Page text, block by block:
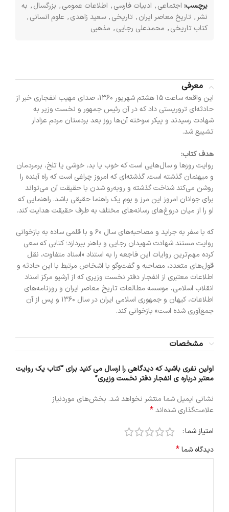
برچسب: اجتماعی, ادبیات فارسی, اطلاعات عمومی, بزرگسال, به
نشر , تاریخ معاصر ایران, تاریخی, سعید زاهدی, علوم انسانی,
کتاب تاریخی, محمدعلی رجایی, مذهبی
معرفی
این واقعه ساعت 15 هشتم شهریور 1360، صدای مهیب انفجاری خبر از
حادثه‌ای تروریستی داد که در آن رئیس جمهور و نخست وزیر به
شهادت رسیدند و پیکر سوخته آن‌ها روز بعد بردستان مردم عزادار
تشییع شد.
هدف کتاب:
روایت روزها و سال‌هایی است که خوب یا بد، خوشی یا تلخ، برمردمان
و میهنمان گذشته است. گذشته‌ای که امروز چراغی است که راه آینده را
روشن می‌کند شناخت گذشته و روبه‌رو شدن با حقیقت آن می‌تواند
برای جوانان امروز این مرز و بوم یک راهنما حقیقی باشد. راهنمایی که
او را از میان دروغ‌های رسانه‌های مختلف به طرف حقیقت هدایت کند.
که با سفر به جراید و مصاحبه‌های سال ۶۰ و با قلمی ساده به بازخوانی
روایت مستند شهادت شهیدان رجایی و باهنر بپردازد؛ کتابی که سعی
کرده مهم‌ترین روایات این فاجعه را به استناد «اسناد متفاوت، نقل
قول‌های متعدد، مصاحبه و گفت‌وگو با اشخاص مرتبط با این حادثه و
اطلاعات معتبری از انفجار دفتر نخست وزیری که از آرشیو مرکز اسناد
انقلاب اسلامی، موسسه مطالعات تاریخ معاصر ایران و روزنامه‌های
اطلاعات، کیهان و جمهوری اسلامی ایران در سال ۱۳۶۰ و پس از آن
جمع‌آوری شده است» بازخوانی کند.
مشخصات
اولین نفری باشید که دیدگاهی را ارسال می کنید برای “کتاب یک روایت
معتبر درباره ی انفجار دفتر نخست وزیری”
نشانی ایمیل شما منتشر نخواهد شد. بخش‌های موردنیاز
علامت‌گذاری شده‌اند*
امتیاز شما
دیدگاه شما*